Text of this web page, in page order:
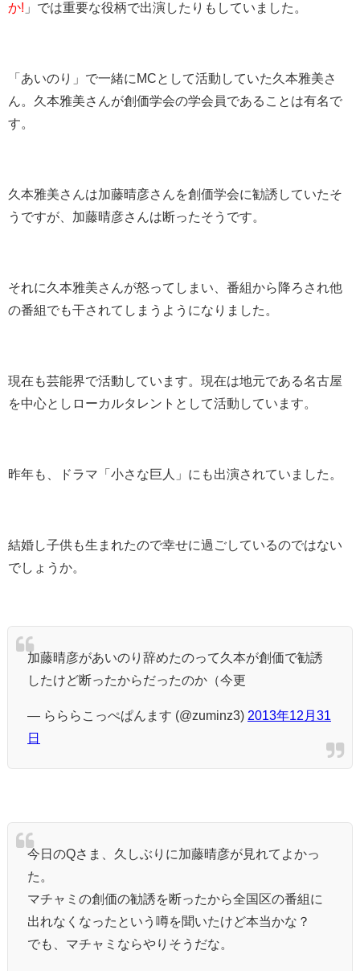
か! 」では重要な役柄で出演したりもしていました。
「あいのり」で一緒にMCとして活動していた久本雅美さ
ん。久本雅美さんが創価学会の学会員であることは有名で
す。
久本雅美さんは加藤晴彦さんを創価学会に勧誘していたそ
うですが、加藤晴彦さんは断ったそうです。
それに久本雅美さんが怒ってしまい、番組から降ろされ他
の番組でも干されてしまうようになりました。
現在も芸能界で活動しています。現在は地元である名古屋
を中心としローカルタレントとして活動しています。
昨年も、ドラマ「小さな巨人」にも出演されていました。
結婚し子供も生まれたので幸せに過ごしているのではない
でしょうか。
加藤晴彦があいのり辞めたのって久本が創価で勧誘
したけど断ったからだったのか（今更
— らららこっぺぱんます (@zuminz3) 2013年12月31
日
今日のQさま、久しぶりに加藤晴彦が見れてよかっ
た。
マチャミの創価の勧誘を断ったから全国区の番組に
出れなくなったという噂を聞いたけど本当かな？
でも、マチャミならやりそうだな。